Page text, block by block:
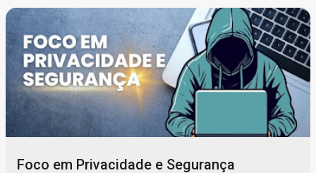
Foco em Privacidade e Segurança